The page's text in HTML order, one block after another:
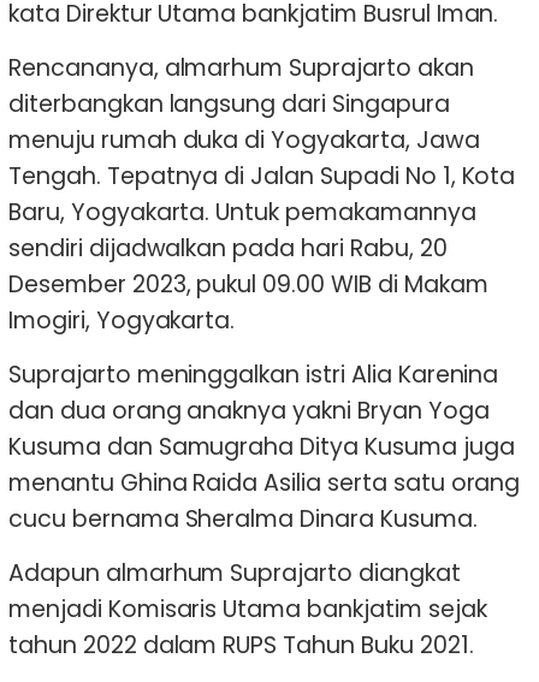
kata Direktur Utama bankjatim Busrul Iman.
Rencananya, almarhum Suprajarto akan
diterbangkan langsung dari Singapura
menuju rumah duka di Yogyakarta, Jawa
Tengah. Tepatnya di Jalan Supadi No 1, Kota
Baru, Yogyakarta. Untuk pemakamannya
sendiri dijadwalkan pada hari Rabu, 20
Desember 2023, pukul 09.00 WIB di Makam
Imogiri, Yogyakarta.
Suprajarto meninggalkan istri Alia Karenina
dan dua orang anaknya yakni Bryan Yoga
Kusuma dan Samugraha Ditya Kusuma juga
menantu Ghina Raida Asilia serta satu orang
cucu bernama Sheralma Dinara Kusuma.
Adapun almarhum Suprajarto diangkat
menjadi Komisaris Utama bankjatim sejak
tahun 2022 dalam RUPS Tahun Buku 2021.